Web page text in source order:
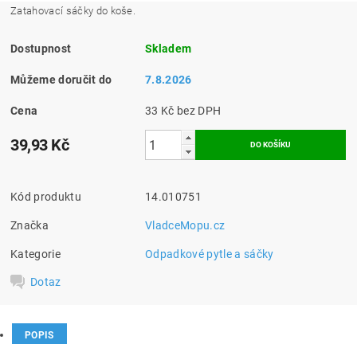
Zatahovací sáčky do koše.
Dostupnost Skladem
Můžeme doručit do 7.8.2026
Cena 33 Kč bez DPH
39,93 Kč
Kód produktu 14.010751
Značka VladceMopu.cz
Kategorie Odpadkové pytle a sáčky
Dotaz
POPIS